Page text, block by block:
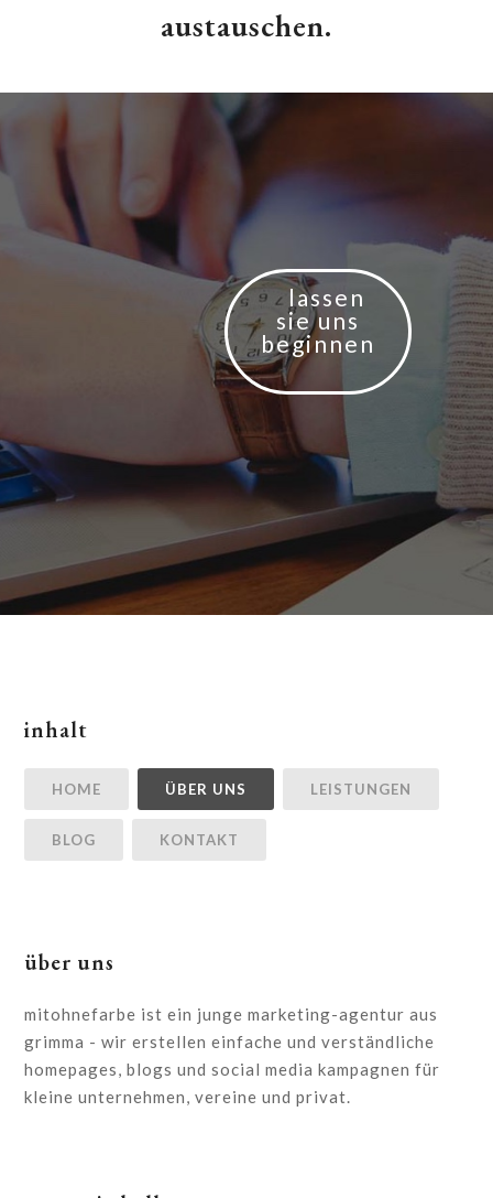
austauschen.
lassen
sie uns
beginnen
inhalt
HOME ÜBER UNS LEISTUNGEN
BLOG KONTAKT
über uns
mitohnefarbe ist ein junge marketing-agentur aus
grimma - wir erstellen einfache und verständliche
homepages, blogs und social media kampagnen für
kleine unternehmen, vereine und privat.